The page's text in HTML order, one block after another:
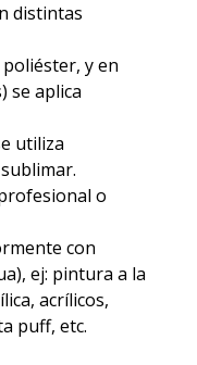
distintas
poliéster, y en
se aplica
utiliza
o
con
ej: pintura a la
acrílicos,
puff, etc.